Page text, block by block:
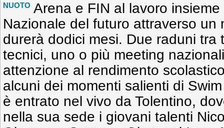
NUOTO Arena e FIN al lavoro
Nazionale del futuro attraverso un
durerà dodici mesi. Due raduni tra
tecnici, uno o più meeting
attenzione al rendimento
alcuni dei momenti salienti di
è entrato nel vivo da Tolentino,
nella sua sede i giovani talenti